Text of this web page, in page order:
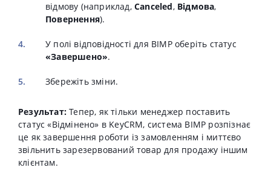
відмову (наприклад, Canceled, Відмова,
Повернення).
У полі відповідності для BIMP оберіть статус
«Завершено».
Збережіть зміни.
Результат: Тепер, як тільки менеджер поставить
статус «Відмінено» в KeyCRM, система BIMP розпізнає
це як завершення роботи із замовленням і миттєво
звільнить зарезервований товар для продажу іншим
клієнтам.